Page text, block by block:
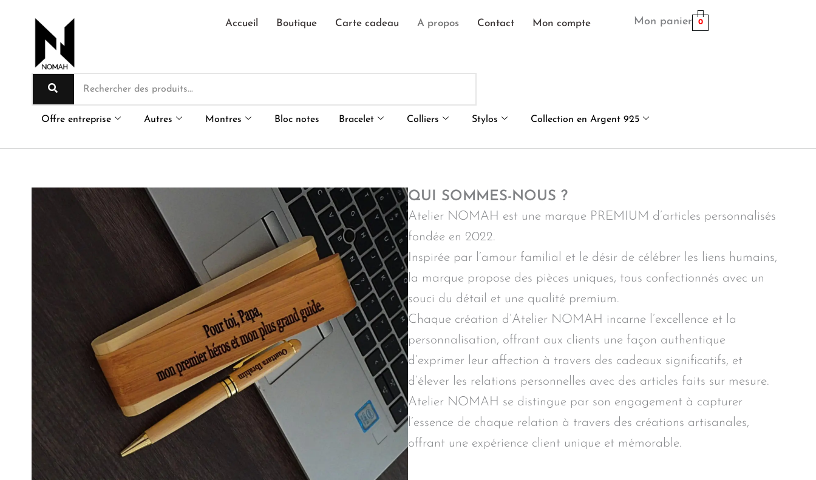
Accueil Boutique Carte cadeau A propos Contact Mon compte Mon panier 0
Offre entreprise Autres Montres Bloc notes Bracelet Colliers Stylos Collection en Argent 925
QUI SOMMES-NOUS ?
Atelier NOMAH est une marque PREMIUM d’articles personnalisés
fondée en 2022.
Inspirée par l’amour familial et le désir de célébrer les liens humains,
la marque propose des pièces uniques, tous confectionnés avec un
souci du détail et une qualité premium.
Chaque création d’Atelier NOMAH incarne l’excellence et la
personnalisation, offrant aux clients une façon authentique
d’exprimer leur affection à travers des cadeaux significatifs, et
d’élever les relations personnelles avec des articles faits sur mesure.
Atelier NOMAH se distingue par son engagement à capturer
l’essence de chaque relation à travers des créations artisanales,
offrant une expérience client unique et mémorable.